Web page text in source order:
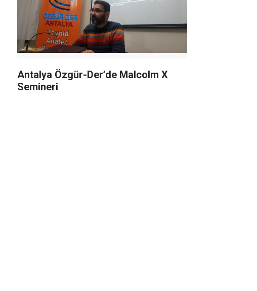
Antalya Özgür-Der’de Malcolm X
Semineri